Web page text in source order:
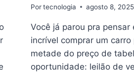
Portecnologia agosto 8, 2025
Você já parou pra pensar
incrível comprar um carro
metade do preço de
oportunidade: leilão de